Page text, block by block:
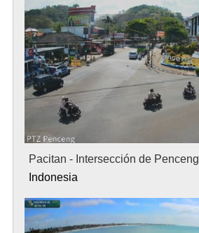
Pacitan - Intersección de Penceng
Indonesia